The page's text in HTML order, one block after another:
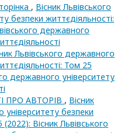
, Вісник Львівського
безпеки життєдіяльності:
державного
Львівського державного
Том 25
державного університету
ПРО АВТОРІВ , Вісник
університету безпеки
Вісник Львівського